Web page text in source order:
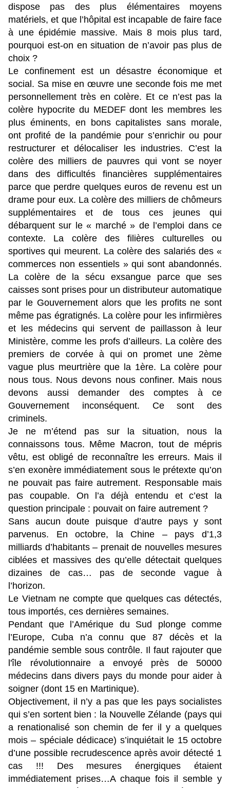
dispose pas des plus élémentaires moyens
matériels, et que l’hôpital est incapable de faire face
à une épidémie massive. Mais 8 mois plus tard,
pourquoi est-on en situation de n’avoir pas plus de
choix ?
Le confinement est un désastre économique et
social. Sa mise en œuvre une seconde fois me met
personnellement très en colère. Et ce n’est pas la
colère hypocrite du MEDEF dont les membres les
plus éminents, en bons capitalistes sans morale,
ont profité de la pandémie pour s’enrichir ou pour
restructurer et délocaliser les industries. C’est la
colère des milliers de pauvres qui vont se noyer
dans des difficultés financières supplémentaires
parce que perdre quelques euros de revenu est un
drame pour eux. La colère des milliers de chômeurs
supplémentaires et de tous ces jeunes qui
débarquent sur le « marché » de l’emploi dans ce
contexte. La colère des filières culturelles ou
sportives qui meurent. La colère des salariés des «
commerces non essentiels » qui sont abandonnés.
La colère de la sécu exsangue parce que ses
caisses sont prises pour un distributeur automatique
par le Gouvernement alors que les profits ne sont
même pas égratignés. La colère pour les infirmières
et les médecins qui servent de paillasson à leur
Ministère, comme les profs d’ailleurs. La colère des
premiers de corvée à qui on promet une 2ème
vague plus meurtrière que la 1ère. La colère pour
nous tous. Nous devons nous confiner. Mais nous
devons aussi demander des comptes à ce
Gouvernement inconséquent. Ce sont des
criminels.
Je ne m’étend pas sur la situation, nous la
connaissons tous. Même Macron, tout de mépris
vêtu, est obligé de reconnaître les erreurs. Mais il
s’en exonère immédiatement sous le prétexte qu’on
ne pouvait pas faire autrement. Responsable mais
pas coupable. On l’a déjà entendu et c’est la
question principale : pouvait on faire autrement ?
Sans aucun doute puisque d’autre pays y sont
parvenus. En octobre, la Chine – pays d’1,3
milliards d’habitants – prenait de nouvelles mesures
ciblées et massives des qu’elle détectait quelques
dizaines de cas… pas de seconde vague à
l’horizon.
Le Vietnam ne compte que quelques cas détectés,
tous importés, ces dernières semaines.
Pendant que l’Amérique du Sud plonge comme
l’Europe, Cuba n’a connu que 87 décès et la
pandémie semble sous contrôle. Il faut rajouter que
l'île révolutionnaire a envoyé près de 50000
médecins dans divers pays du monde pour aider à
soigner (dont 15 en Martinique).
Objectivement, il n’y a pas que les pays socialistes
qui s’en sortent bien : la Nouvelle Zélande (pays qui
a renationalisé son chemin de fer il y a quelques
mois – spéciale dédicace) s’inquiétait le 15 octobre
d’une possible recrudescence après avoir détecté 1
cas !!! Des mesures énergiques étaient
immédiatement prises…A chaque fois il semble y